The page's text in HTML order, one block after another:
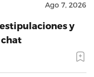
Ago 7, 2026
y